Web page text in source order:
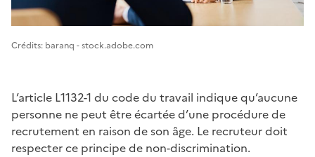
Image 1
Crédits: baranq - stock.adobe.com
L’article L1132-1 du code du travail indique qu’aucune
personne ne peut être écartée d’une procédure de
recrutement en raison de son âge. Le recruteur doit
respecter ce principe de non-discrimination.